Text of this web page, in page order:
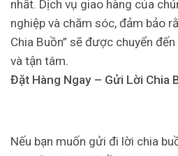
nhất. Dịch vụ giao hàng của
nghiệp và chăm sóc, đảm bảo
Chia Buồn” sẽ được chuyển
và tận tâm.
Đặt Hàng Ngay – Gửi Lời Chia
Nếu bạn muốn gửi đi lời chia